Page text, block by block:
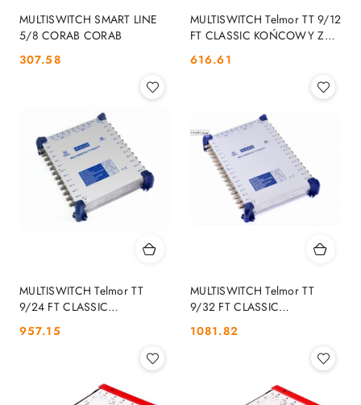
MULTISWITCH SMART LINE
5/8 CORAB CORAB
Cena:
307.58
MULTISWITCH Telmor TT 9/12
FT CLASSIC KOŃCOWY Z
Cena:
616.61
MULTISWITCH Telmor TT
9/24 FT CLASSIC
KOŃCOWY Z ZAS. TELMOR
Cena:
957.15
MULTISWITCH Telmor TT
9/32 FT CLASSIC
KOŃCOWY Z ZAS. TELMOR
Cena:
1081.82